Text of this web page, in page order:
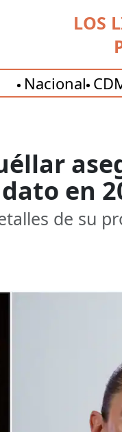
LOS
Nacional
en
de su